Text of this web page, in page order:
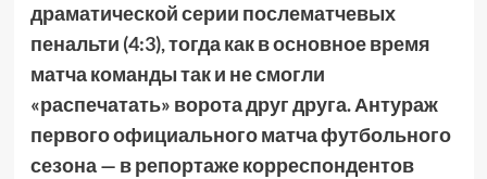
драматической серии послематчевых
пенальти (4:3), тогда как в основное время
матча команды так и не смогли
«распечатать» ворота друг друга. Антураж
первого официального матча футбольного
сезона — в репортаже корреспондентов